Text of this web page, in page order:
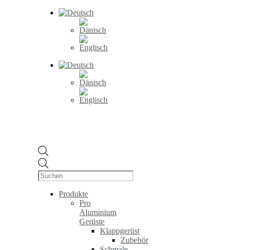
search
Produkte
Pro
Aluminium
Gerüste
Klappgerüst
Zubehör